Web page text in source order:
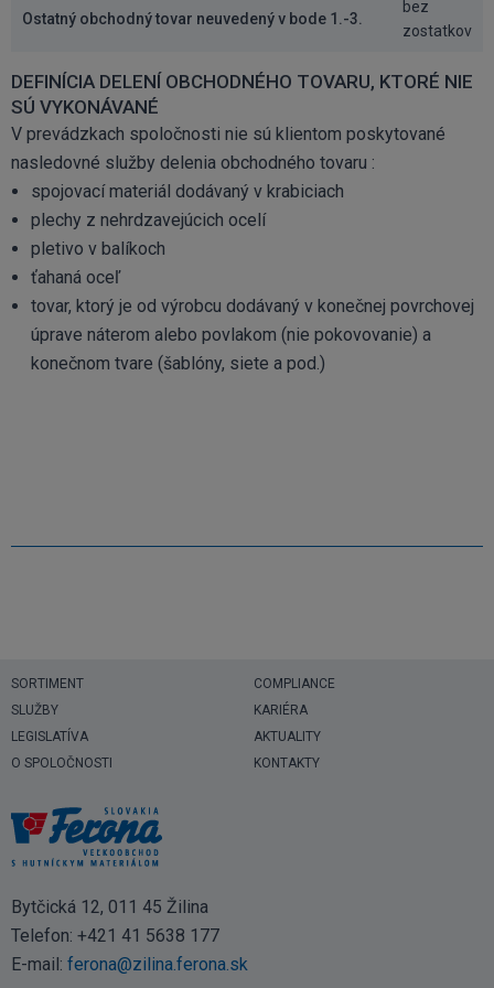
Ostatný obchodný tovar neuvedený v bode 1.-3.
bez
zostatkov
DEFINÍCIA DELENÍ OBCHODNÉHO TOVARU, KTORÉ NIE
SÚ VYKONÁVANÉ
V prevádzkach spoločnosti nie sú klientom poskytované
nasledovné služby delenia obchodného tovaru :
spojovací materiál dodávaný v krabiciach
plechy z nehrdzavejúcich ocelí
pletivo v balíkoch
ťahaná oceľ
tovar, ktorý je od výrobcu dodávaný v konečnej povrchovej
úprave náterom alebo povlakom (nie pokovovanie) a
konečnom tvare (šablóny, siete a pod.)
SORTIMENT
SLUŽBY
LEGISLATÍVA
O SPOLOČNOSTI
COMPLIANCE
KARIÉRA
AKTUALITY
KONTAKTY
Bytčická 12, 011 45 Žilina
Telefon: +421 41 5638 177
E-mail: ferona@zilina.ferona.sk